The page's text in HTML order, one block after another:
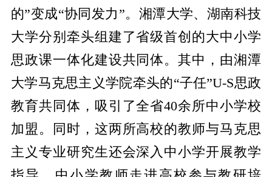
的”变成“协同发力”。湘潭大学、湖南科技
大学分别牵头组建了省级首创的大中小学
思政课一体化建设共同体。其中，由湘潭
大学马克思主义学院牵头的“子任”U-S思政
教育共同体，吸引了全省40余所中小学校
加盟。同时，这两所高校的教师与马克思
主义专业研究生还会深入中小学开展教学